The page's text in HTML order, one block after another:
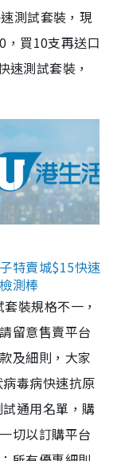
測試套裝，現
買10支再送口
速測試套裝，
特賣城$15快速
測棒
裝規格不一，
留意售賣平台
及細則，大家
毒病快速抗原
通用名單，購
切以訂購平台